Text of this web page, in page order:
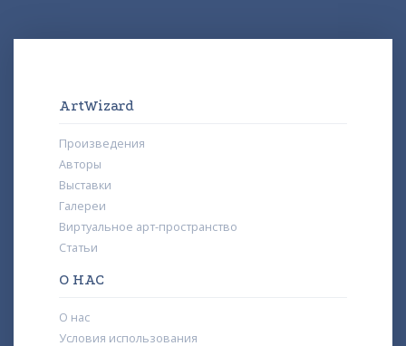
ArtWizard
Произведения
Авторы
Выставки
Галереи
Виртуальное арт-пространство
Статьи
О НАС
О нас
Условия использования